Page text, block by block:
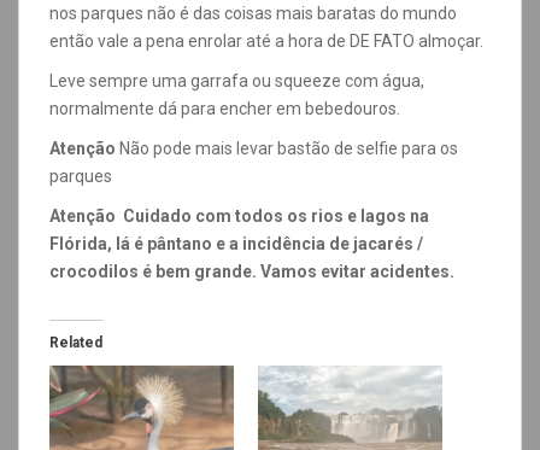
nos parques não é das coisas mais baratas do mundo
então vale a pena enrolar até a hora de DE FATO almoçar.
Leve sempre uma garrafa ou squeeze com água,
normalmente dá para encher em bebedouros.
Atenção Não pode mais levar bastão de selfie para os
parques
Atenção Cuidado com todos os rios e lagos na
Flórida, lá é pântano e a incidência de jacarés /
crocodilos é bem grande. Vamos evitar acidentes.
Related